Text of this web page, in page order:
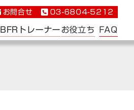
お問合せ 03-6804-5212
BFRトレーナーお役立ち FAQ